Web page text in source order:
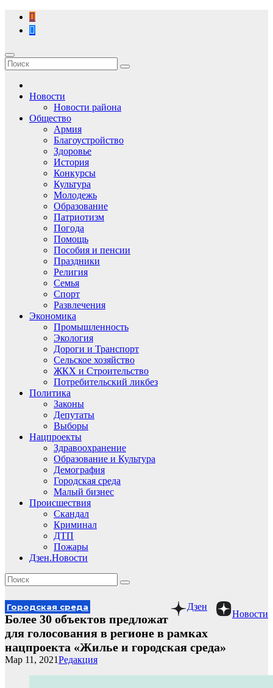
Перейти
содержимому
Новости
Новости района
Общество
Армия
Благоустройство
Здоровье
История
Конкурсы
Культура
Молодежь
Образование
Патриотизм
Погода
Помощь
Пособия и пенсии
Праздники
Религия
Семья
Спорт
Развлечения
Экономика
Промышленность
Экология
Дороги и Транспорт
Сельское хозяйство
ЖКХ и Строительство
Потребительский ликбез
Политика
Законы
Депутаты
Выборы
Нацпроекты
Здравоохранение
Образование и Культура
Демография
Городская среда
Малый бизнес
Происшествия
Скандал
Криминал
ДТП
Пожары
Дзен.Новости
Новости
Дзен
Городская среда
Более 30 объектов предложат
для голосования в регионе в рамках
нацпроекта «Жилье и городская среда»
Редакция
Мар 11, 2021